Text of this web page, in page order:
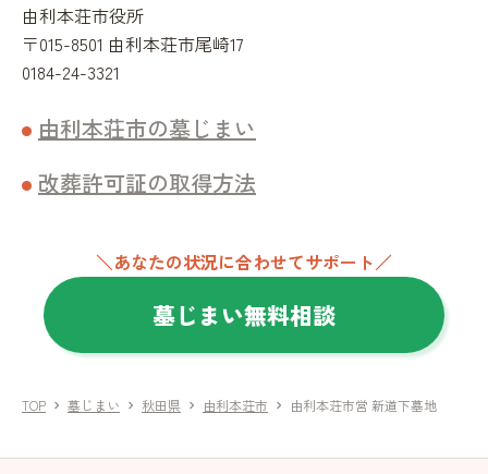
由利本荘市役所
〒015-8501 由利本荘市尾崎17
0184-24-3321
由利本荘市の墓じまい
改葬許可証の取得方法
＼あなたの状況に合わせてサポート／
墓じまい無料相談
TOP chevron_right 墓じまい chevron_right 秋田県 chevron_right 由利本荘市 chevron_right 由利本荘市営 新道下墓地